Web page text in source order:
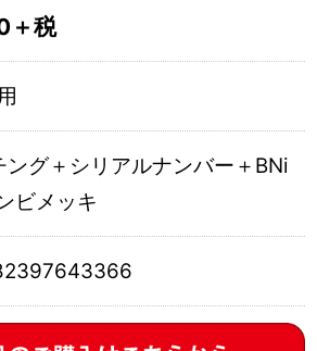
＋税
ング＋シリアルナンバー＋BNi
ビメッキ